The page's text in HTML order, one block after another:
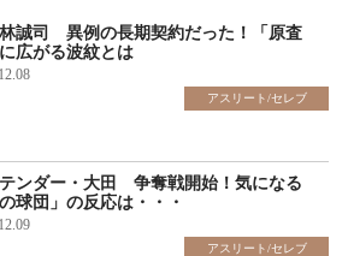
林誠司 異例の長期契約だった！「原査
広がる波紋とは
アスリート/セレブ
ンダー・大田 争奪戦開始！気になる
の球団」の反応は・・・
アスリート/セレブ